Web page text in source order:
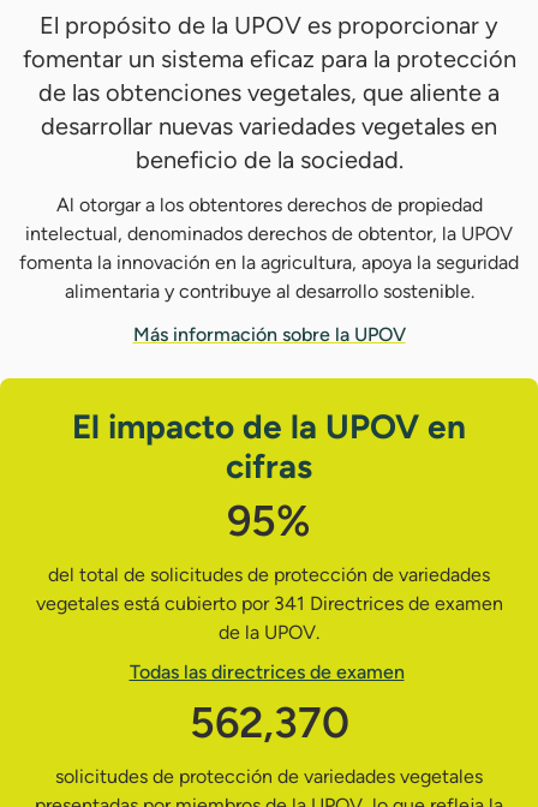
El propósito de la UPOV es proporcionar y
fomentar un sistema eficaz para la protección
de las obtenciones vegetales, que aliente a
desarrollar nuevas variedades vegetales en
beneficio de la sociedad.
Al otorgar a los obtentores derechos de propiedad
intelectual, denominados derechos de obtentor, la UPOV
fomenta la innovación en la agricultura, apoya la seguridad
alimentaria y contribuye al desarrollo sostenible.
Más información sobre la UPOV
El impacto de la UPOV en
cifras
95%
del total de solicitudes de protección de variedades
vegetales está cubierto por 341 Directrices de examen
de la UPOV.
Todas las directrices de examen
562,370
solicitudes de protección de variedades vegetales